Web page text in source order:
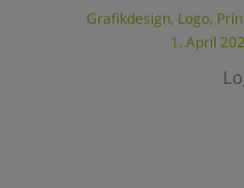
Grafikdesign, Logo,
1. April